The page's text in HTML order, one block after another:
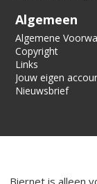
Algemeen
Algemene
Copyright
Links
Jouw eigen
Nieuwsbrief
Biernet is alleen